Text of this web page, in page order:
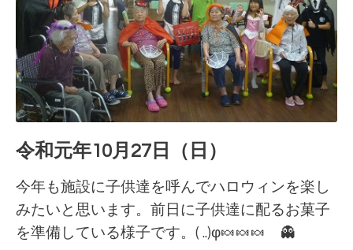
令和元年10月27日（日）
今年も施設に子供達を呼んでハロウィンを楽し
みたいと思います。前日に子供達に配るお菓子
を準備している様子です。( ..)φ🍬🍬🍬 👻